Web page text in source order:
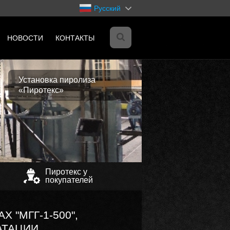
Русский
НОВОСТИ КОНТАКТЫ
Установка пиролиза
«Пиротекс»
Пиротекс у
покупателей
"МГГ-1-500",